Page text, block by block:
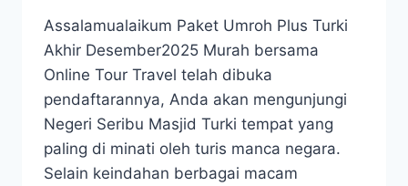
Assalamualaikum Paket Umroh Plus Turki
Akhir Desember2025 Murah bersama
Online Tour Travel telah dibuka
pendaftarannya, Anda akan mengunjungi
Negeri Seribu Masjid Turki tempat yang
paling di minati oleh turis manca negara.
Selain keindahan berbagai macam